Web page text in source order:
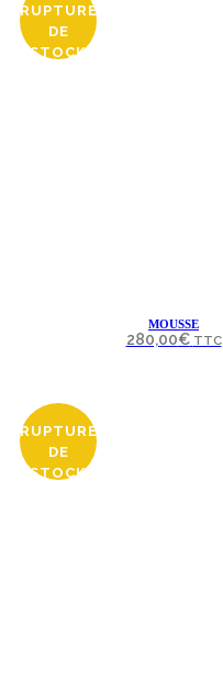
RUPTURE
DE
STOCK
MOUSSE
280,00€ TTC
RUPTURE
DE
STOCK